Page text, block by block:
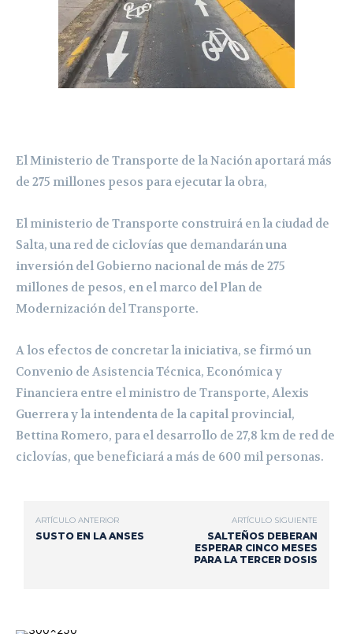
El Ministerio de Transporte de la Nación aportará más
de 275 millones pesos para ejecutar la obra,
El ministerio de Transporte construirá en la ciudad de
Salta, una red de ciclovías que demandarán una
inversión del Gobierno nacional de más de 275
millones de pesos, en el marco del Plan de
Modernización del Transporte.
A los efectos de concretar la iniciativa, se firmó un
Convenio de Asistencia Técnica, Económica y
Financiera entre el ministro de Transporte, Alexis
Guerrera y la intendenta de la capital provincial,
Bettina Romero, para el desarrollo de 27,8 km de red de
ciclovías, que beneficiará a más de 600 mil personas.
ARTÍCULO ANTERIOR
SUSTO EN LA ANSES
ARTÍCULO SIGUIENTE
SALTEÑOS DEBERAN
ESPERAR CINCO MESES
PARA LA TERCER DOSIS